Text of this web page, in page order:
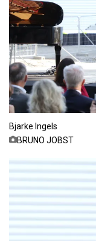
Bjarke Ingels
BRUNO JOBST